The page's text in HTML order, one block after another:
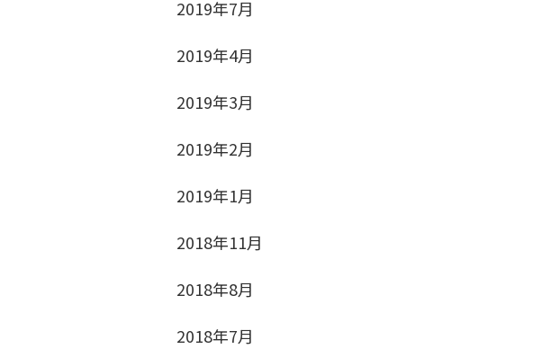
2019年7月
2019年4月
2019年3月
2019年2月
2019年1月
2018年11月
2018年8月
2018年7月